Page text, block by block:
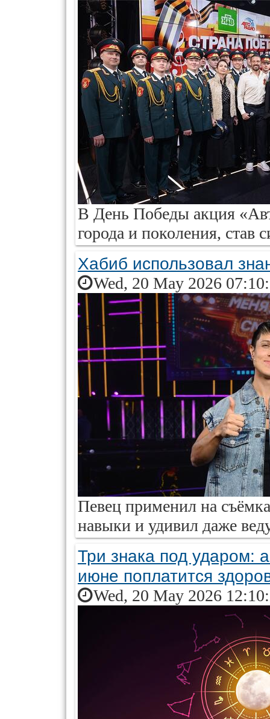
В День Победы акция
города и поколения, став
Хабиб использовал
Wed, 20 May 2026
Певец применил на
навыки и удивил даже
Три знака под ударом:
июне поплатится
Wed, 20 May 2026